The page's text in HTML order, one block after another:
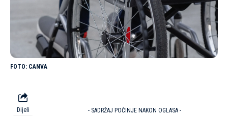
CANVA
Dijeli - SADRŽAJ POČINJE NAKON OGLASA -